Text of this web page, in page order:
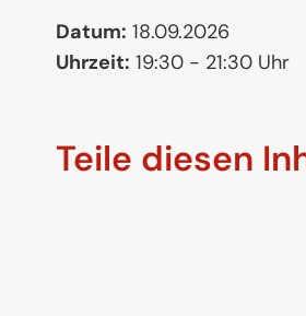
Datum: 18.09.2026
Uhrzeit: 19:30 - 21:30 Uhr
Teile diesen